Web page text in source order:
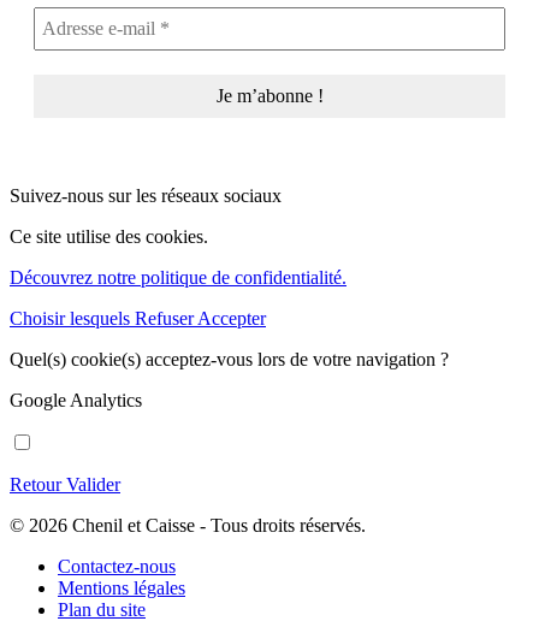
Suivez-nous sur les réseaux sociaux
Ce site utilise des cookies.
Découvrez notre politique de confidentialité.
Choisir lesquels RefuserAccepter
Quel(s) cookie(s) acceptez-vous lors de votre navigation ?
Google Analytics
RetourValider
© 2026 Chenil et Caisse - Tous droits réservés.
Contactez-nous
Mentions légales
Plan du site